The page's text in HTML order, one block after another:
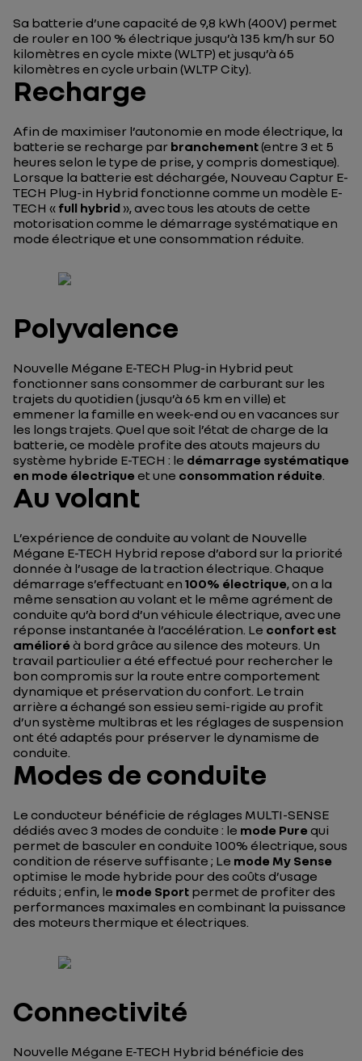
Sa batterie d’une capacité de 9,8 kWh (400V) permet
de rouler en 100 % électrique jusqu’à 135 km/h sur 50
kilomètres en cycle mixte (WLTP) et jusqu’à 65
kilomètres en cycle urbain (WLTP City).
Recharge
Afin de maximiser l’autonomie en mode électrique, la
batterie se recharge par branchement(entre 3 et 5
heures selon le type de prise, y compris domestique).
Lorsque la batterie est déchargée, Nouveau Captur E-
TECH Plug-in Hybrid fonctionne comme un modèle E-
TECH « full hybrid», avec tous les atouts de cette
motorisation comme le démarrage systématique en
mode électrique et une consommation réduite.
Polyvalence
Nouvelle Mégane E-TECH Plug-in Hybrid peut
fonctionner sans consommer de carburant sur les
trajets du quotidien (jusqu’à 65 km en ville) et
emmener la famille en week-end ou en vacances sur
les longs trajets. Quel que soit l’état de charge de la
batterie, ce modèle profite des atouts majeurs du
système hybride E-TECH : le démarrage systématique
en mode électrique et une consommation réduite.
Au volant
L’expérience de conduite au volant de Nouvelle
Mégane E-TECH Hybrid repose d’abord sur la priorité
donnée à l’usage de la traction électrique. Chaque
démarrage s’effectuant en 100% électrique, on a la
même sensation au volant et le même agrément de
conduite qu’à bord d’un véhicule électrique, avec une
réponse instantanée à l’accélération. Le confort est
amélioré à bord grâce au silence des moteurs. Un
travail particulier a été effectué pour rechercher le
bon compromis sur la route entre comportement
dynamique et préservation du confort. Le train
arrière a échangé son essieu semi-rigide au profit
d’un système multibras et les réglages de suspension
ont été adaptés pour préserver le dynamisme de
conduite.
Modes de conduite
Le conducteur bénéficie de réglages MULTI-SENSE
dédiés avec 3 modes de conduite : le mode Pure qui
permet de basculer en conduite 100% électrique, sous
condition de réserve suffisante ; Le mode My Sense
optimise le mode hybride pour des coûts d’usage
réduits ; enfin, le mode Sport permet de profiter des
performances maximales en combinant la puissance
des moteurs thermique et électriques.
Connectivité
Nouvelle Mégane E-TECH Hybrid bénéficie des